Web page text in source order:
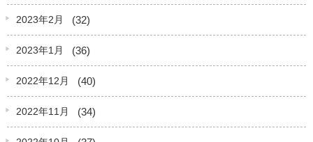
2023年2月 (32)
2023年1月 (36)
2022年12月 (40)
2022年11月 (34)